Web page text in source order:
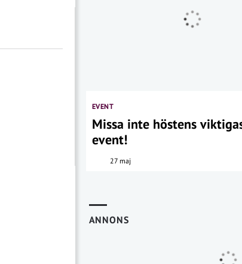
EVENT
Missa inte höstens
event!
27 maj
ANNONS